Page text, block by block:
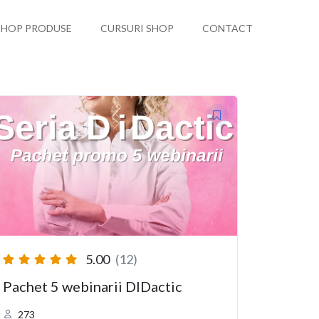
PRODUSE CURSURI SHOP
CONTACT
5.00 (12)
Pachet 5 webinarii DIDactic
273